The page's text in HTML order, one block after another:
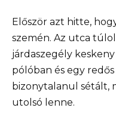
Először azt hitte,
szemén. Az utca
járdaszegély
pólóban és egy
bizonytalanul sétált,
utolsó lenne.